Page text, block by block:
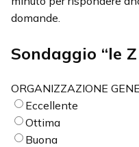
domande.
Sondaggio “le
ORGANIZZAZIONE
Eccellente
Ottima
Buona